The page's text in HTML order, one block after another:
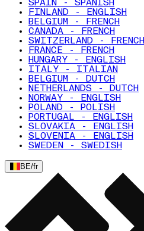
SPAIN - SPANISH
FINLAND - ENGLISH
BELGIUM - FRENCH
CANADA - FRENCH
SWITZERLAND - FRENCH
FRANCE - FRENCH
HUNGARY - ENGLISH
ITALY - ITALIAN
BELGIUM - DUTCH
NETHERLANDS - DUTCH
NORWAY - ENGLISH
POLAND - POLISH
PORTUGAL - ENGLISH
SLOVAKIA - ENGLISH
SLOVENIA - ENGLISH
SWEDEN - SWEDISH
BE/fr